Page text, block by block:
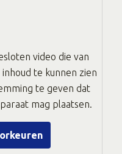
video die van
te kunnen zien
te geven dat
mag plaatsen.